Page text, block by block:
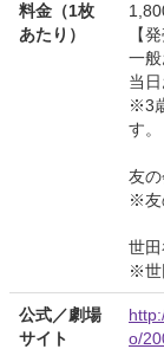
料金（1枚
あたり）
【
一
当
※3
す。
友
※友
世
※世
公式／劇場
サイト
o/